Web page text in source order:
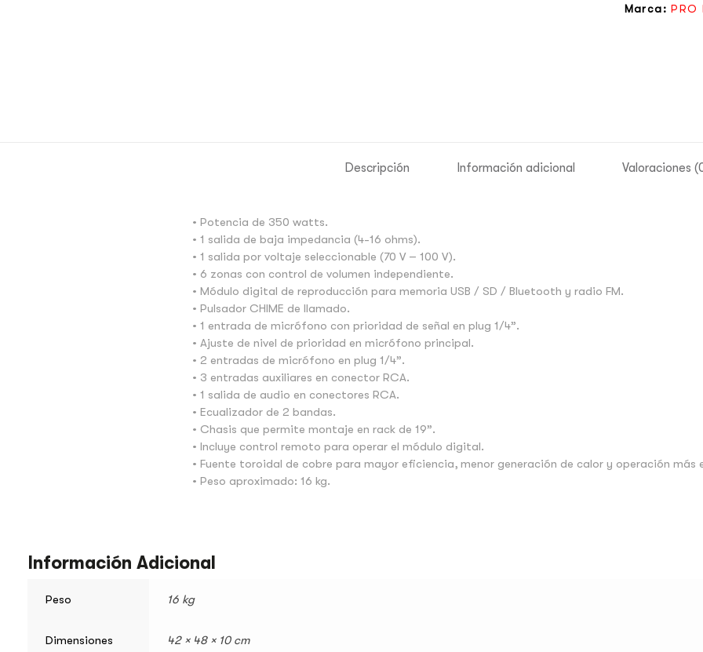
Marca:PRO
Descripción Información adicional Valoraciones
• Potencia de 350 watts.
• 1 salida de baja impedancia (4-16 ohms).
• 1 salida por voltaje seleccionable (70 V – 100 V).
• 6 zonas con control de volumen independiente.
• Módulo digital de reproducción para memoria USB / SD / Bluetooth y radio FM.
• Pulsador CHIME de llamado.
• 1 entrada de micrófono con prioridad de señal en plug 1/4”.
• Ajuste de nivel de prioridad en micrófono principal.
• 2 entradas de micrófono en plug 1/4”.
• 3 entradas auxiliares en conector RCA.
• 1 salida de audio en conectores RCA.
• Ecualizador de 2 bandas.
• Chasis que permite montaje en rack de 19”.
• Incluye control remoto para operar el módulo digital.
• Fuente toroidal de cobre para mayor eficiencia, menor generación de calor y operación más
• Peso aproximado: 16 kg.
Información Adicional
Peso 16 kg
Dimensiones 42 × 48 × 10 cm